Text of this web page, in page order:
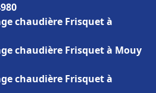
chaudière Frisquet à
chaudière Frisquet à Mouy
chaudière Frisquet à